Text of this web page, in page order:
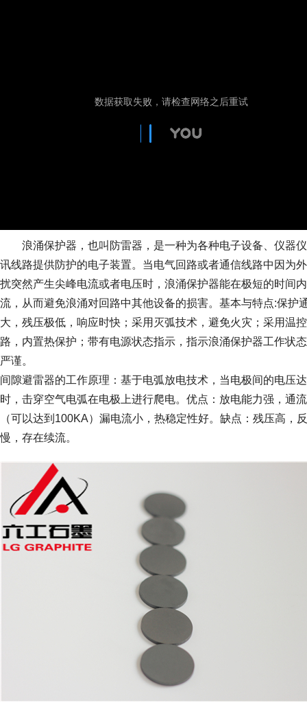
浪涌保护器，也叫防雷器，是一种为各种电子设备、仪器
讯线路提供防护的电子装置。当电气回路或者通信线路中因为
扰突然产生尖峰电流或者电压时，浪涌保护器能在极短的时间
流，从而避免浪涌对回路中其他设备的损害。基本与特点:保护
大，残压极低，响应时快；采用灭弧技术，避免火灾；采用温
路，内置热保护；带有电源状态指示，指示浪涌保护器工作状
严谨。
间隙避雷器的工作原理：基于电弧放电技术，当电极间的电压
时，击穿空气电弧在电极上进行爬电。优点：放电能力强，通
（可以达到100KA）漏电流小，热稳定性好。缺点：残压高，
慢，存在续流。